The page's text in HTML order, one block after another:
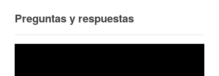
Preguntas y respuestas